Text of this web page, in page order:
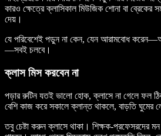
কারও ক্ষেত্রে ক্লাসিকাল মিউজিক শোনা বা ব্রেকের
দেয়।
যে পরিবেশেই পড়ুন না কেন, যেন আরামবোধ
—সবই চলবে।
ক্লাস মিস করবেন না
পড়ার রুটিন যতই ভালো হোক, ক্লাসে না গেলে ফল
বেশি কাজ করে সকালে ক্লান্ত থাকলে, বাড়তি ঘুমের
তবু চেষ্টা করুন ক্লাসে থাকা। শিক্ষক-প্রফেসরদের